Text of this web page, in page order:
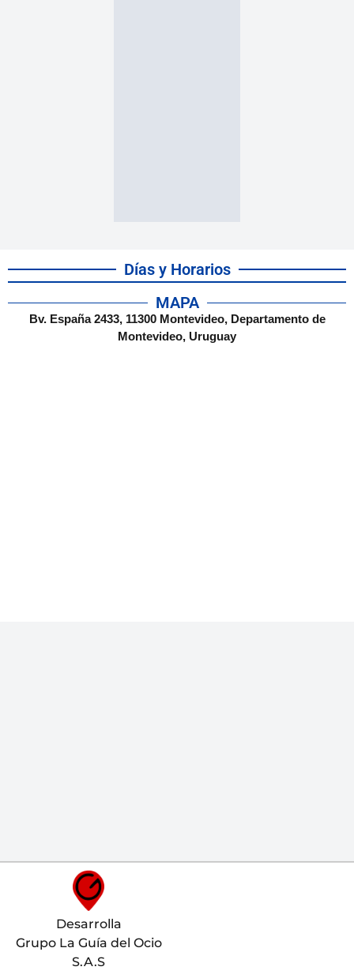
Días y Horarios
MAPA
Bv. España 2433, 11300 Montevideo, Departamento de
Montevideo, Uruguay
Desarrolla
Grupo La Guía del Ocio
S.A.S